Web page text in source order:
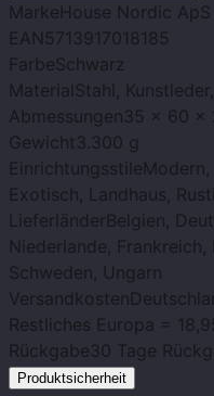
MarkeHouse Nordic ApS
EAN 5713917018185
FarbeSchwarz
Material Stahl,
Abmessungen35 x 60 x
Gewicht3.300 g
Einrichtungsstile
Exotisch, Landhaus,
Lieferländer Belgien,
Niederlande,
Schweden, Ungarn
Versandkosten
Restliches Europa =
Rückgabe30 Tage
Produktsicherheit